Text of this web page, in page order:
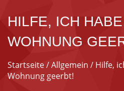
HILFE, ICH
WOHNUNG
Startseite/Allgemein / Hilfe,
Wohnung geerbt!